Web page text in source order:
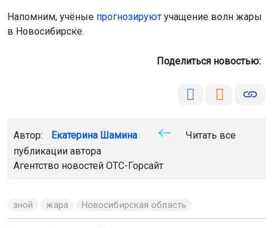
Напомним, учёные прогнозируют учащение волн жары
в Новосибирске.
Поделиться новостью:
Автор: Екатерина Шамина
Читать все
публикации автора
Агентство новостей ОТС-Горсайт
зной жара Новосибирская область